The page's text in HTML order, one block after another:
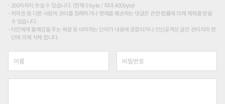
200자까지 쓰실 수 있습니다. (현재 0 byte / 최대 400byte)
저작권 등 다른 사람의 권리를 침해하거나 명예를 훼손하는 댓글은 관련 법률에 의해 제재를 받을
수 있습니다.
타인에게 불쾌감을 주는 욕설 등 비하하는 단어가 내용에 포함되거나 인신공격성 글은 관리자의 판
단에 의해 삭제 합니다.